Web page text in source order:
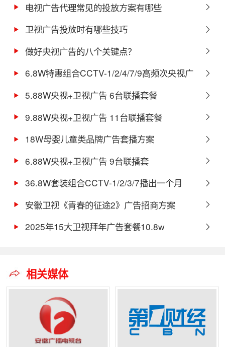
电视广告代理常见的投放方案有哪些
​卫视广告投放时有哪些技巧
做好央视广告的八个关键点？
6.8W特惠组合CCTV-1/2/4/7/9高频次央视广
告方案
5.88W央视+卫视广告 6台联播套餐
9.88W央视+卫视广告 11台联播套餐
18W母婴儿童类品牌广告套播方案
6.88W央视+卫视广告 9台联播套
36.8W套装组合CCTV-1/2/3/7播出一个月
安徽卫视《青春的征途2》广告招商方案
2025年15大卫视拜年广告套餐10.8w
相关媒体